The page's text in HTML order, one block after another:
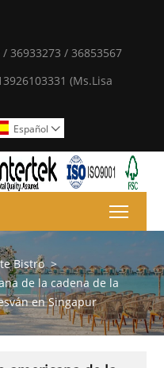
36933273 / 36853567
(Ms.Lisa
Español 
Bistro >
de la cadena de la
en Singapur